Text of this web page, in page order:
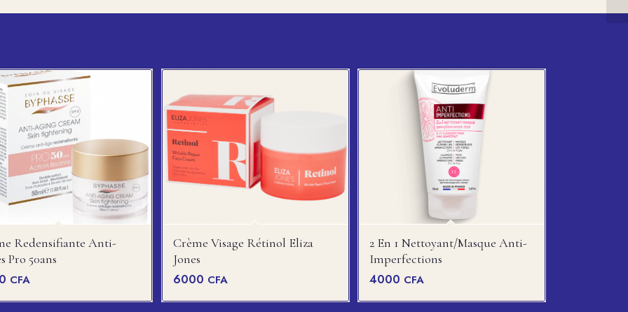
Redensifiante Anti-
Pro 50ans
CFA
Crème Visage Rétinol Eliza
Jones
6000 CFA
2 En 1 Nettoyant/Masque Anti-
Imperfections
4000 CFA